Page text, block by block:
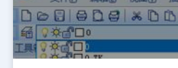
4、在弹出的选择颜色面板选择所要填充的颜色，确定
点击“添加拾取点”，在填充对象内部随意点击后
击“确定”即可实现墙体颜色的填充。 以上教程就是CAD图案填充的操
作实例介绍，全流程的使用了图案填充功能，希